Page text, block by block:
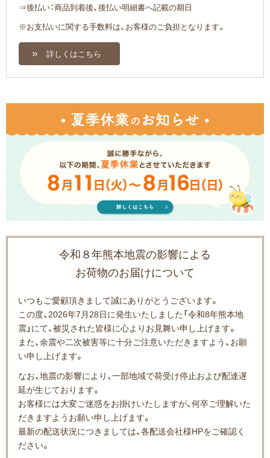
⇒後払い：商品到着後、後払い明細書へ記載の期日
※お支払いに関する手数料は、お客様のご負担となります。
詳しくはこちら
令和８年熊本地震の影響による
お荷物のお届けについて
いつもご愛顧頂きまして誠にありがとうございます。
この度、2026年7月28日に発生いたしました「令和8年熊本地
震」にて、被災された皆様に心よりお見舞い申し上げます。
また、余震や二次被害等に十分ご注意いただきますよう、お願
い申し上げます。
なお、地震の影響により、一部地域で荷受け停止および配達遅
延が生じております。
お客様には大変ご迷惑をお掛けいたしますが、何卒ご理解いた
だきますようお願い申し上げます。
最新の配送状況につきましては、各配送会社様HPをご確認く
ださい。